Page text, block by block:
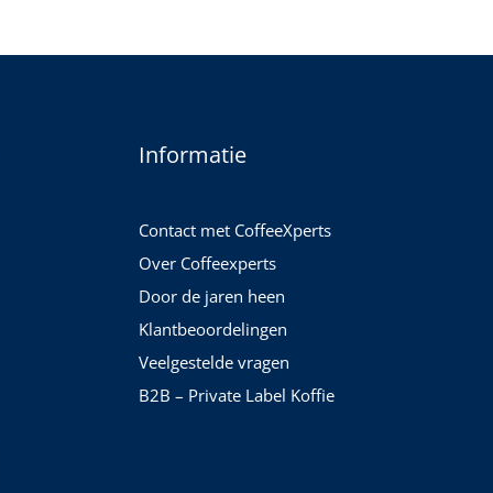
Informatie
Contact met CoffeeXperts
Over Coffeexperts
Door de jaren heen
Klantbeoordelingen
Veelgestelde vragen
B2B – Private Label Koffie